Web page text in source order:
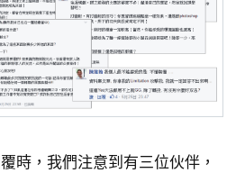
時，我們注意到有三位伙伴，